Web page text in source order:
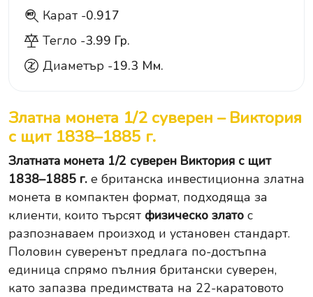
917 Карат -0.917
Тегло -3.99 Гр.
Диаметър -19.3 Мм.
Златна монета 1/2 суверен – Виктория
с щит 1838–1885 г.
Златната монета 1/2 суверен Виктория с щит
1838–1885 г. е британска инвестиционна златна
монета в компактен формат, подходяща за
клиенти, които търсят физическо злато с
разпознаваем произход и установен стандарт.
Половин суверенът предлага по-достъпна
единица спрямо пълния британски суверен,
като запазва предимствата на 22-каратовото